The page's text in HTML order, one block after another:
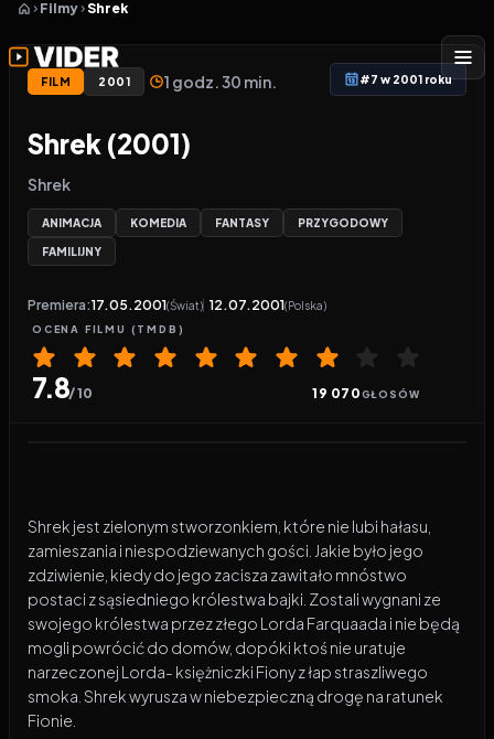
Filmy Shrek
FILM 2001 1 godz. 30 min. #7 w 2001 roku
Shrek (2001)
Shrek
ANIMACJA KOMEDIA FANTASY PRZYGODOWY
FAMILIJNY
Premiera:17.05.2001(Świat) 12.07.2001(Polska)
OCENA FILMU (TMDB)
7.8/ 10 19 070GŁOSÓW
Shrek jest zielonym stworzonkiem, które nie lubi hałasu,
zamieszania i niespodziewanych gości. Jakie było jego
zdziwienie, kiedy do jego zacisza zawitało mnóstwo
postaci z sąsiedniego królestwa bajki. Zostali wygnani ze
swojego królestwa przez złego Lorda Farquaada i nie będą
mogli powrócić do domów, dopóki ktoś nie uratuje
narzeczonej Lorda- księżniczki Fiony z łap straszliwego
smoka. Shrek wyrusza w niebezpieczną drogę na ratunek
Fionie.